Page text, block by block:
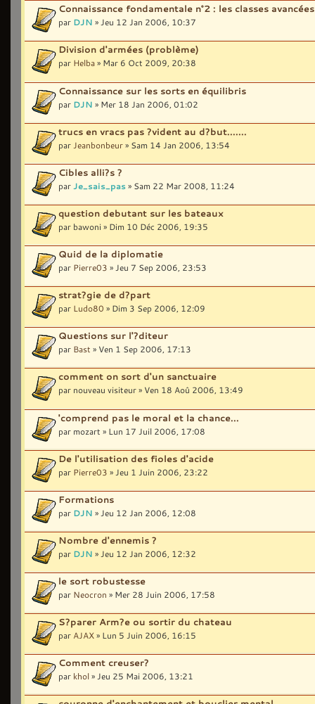
Connaissance fondamentale n°2 : les classes avancées
par DJN » Jeu 12 Jan 2006, 10:37
Division d'armées (problème)
par Helba» Mar 6 Oct 2009, 20:38
Connaissance sur les sorts en équilibris
par DJN » Mer 18 Jan 2006, 01:02
trucs en vracs pas ?vident au d?but.......
par Jeanbonbeur» Sam 14 Jan 2006, 13:54
Cibles alli?s ?
par Je_sais_pas» Sam 22 Mar 2008, 11:24
question debutant sur les bateaux
par bawoni » Dim 10 Déc 2006, 19:35
Quid de la diplomatie
par Pierre03 » Jeu 7 Sep 2006, 23:53
strat?gie de d?part
par Ludo80 » Dim 3 Sep 2006, 12:09
Questions sur l'?diteur
par Bast » Ven 1 Sep 2006, 17:13
comment on sort d'un sanctuaire
par nouveau visiteur » Ven 18 Aoû 2006, 13:49
'comprend pas le moral et la chance...
par mozart » Lun 17 Juil 2006, 17:08
De l'utilisation des fioles d'acide
par Pierre03 » Jeu 1 Juin 2006, 23:22
Formations
par DJN » Jeu 12 Jan 2006, 12:08
Nombre d'ennemis ?
par DJN » Jeu 12 Jan 2006, 12:32
le sort robustesse
par Neocron » Mer 28 Juin 2006, 17:58
S?parer Arm?e ou sortir du chateau
par AJAX» Lun 5 Juin 2006, 16:15
Comment creuser?
par khol» Jeu 25 Mai 2006, 13:21